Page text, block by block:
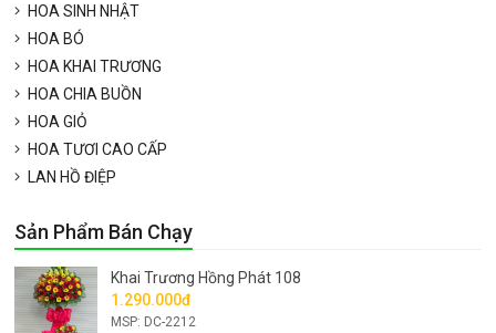
HOA SINH NHẬT
HOA BÓ
HOA KHAI TRƯƠNG
HOA CHIA BUỒN
HOA GIỎ
HOA TƯƠI CAO CẤP
LAN HỒ ĐIỆP
Sản Phẩm Bán Chạy
Khai Trương Hồng Phát 108
1.290.000đ
MSP: DC-2212